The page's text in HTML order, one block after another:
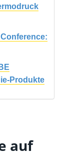
Produkte
auf